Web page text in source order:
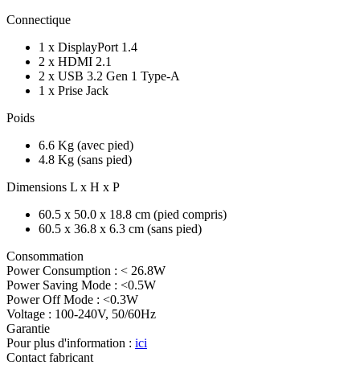
Connectique
1 x DisplayPort 1.4
2 x HDMI 2.1
2 x USB 3.2 Gen 1 Type-A
1 x Prise Jack
Poids
6.6 Kg (avec pied)
4.8 Kg (sans pied)
Dimensions L x H x P
60.5 x 50.0 x 18.8 cm (pied compris)
60.5 x 36.8 x 6.3 cm (sans pied)
Consommation
Power Consumption : < 26.8W
Power Saving Mode : <0.5W
Power Off Mode : <0.3W
Voltage : 100-240V, 50/60Hz
Garantie
Pour plus d'information : ici
Contact fabricant